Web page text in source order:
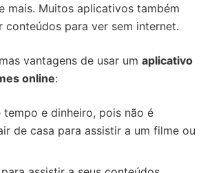
mais. Muitos aplicativos também
conteúdos para ver sem internet.
vantagens de usar um aplicativo
online:
tempo e dinheiro, pois não é
de casa para assistir a um filme ou